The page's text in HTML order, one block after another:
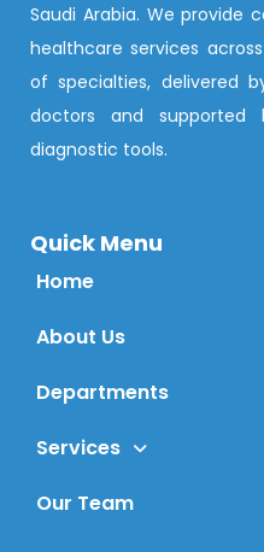
Saudi Arabia. We provide
healthcare services
of specialties, delivered
doctors and supported
diagnostic tools.
Quick Menu
Home
About Us
Departments
Services
Our Team